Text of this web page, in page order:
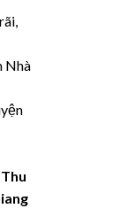
Nhà